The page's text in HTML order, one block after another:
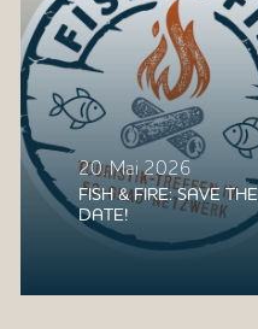
20. Mai 2026
FISH & FIRE: SAVE THE
DATE!